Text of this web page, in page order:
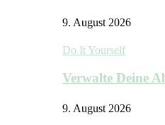
9. August 2026
Do It Yourself
Verwalte Deine
9. August 2026